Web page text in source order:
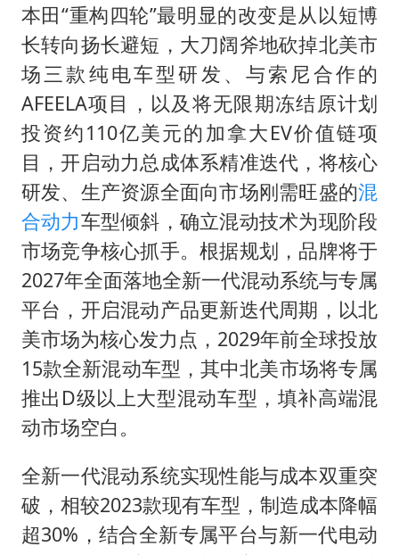
本田“重构四轮”最明显的改变是从以短博
长转向扬长避短，大刀阔斧地砍掉北美市
场三款纯电车型研发、与索尼合作的
AFEELA项目，以及将无限期冻结原计划
投资约110亿美元的加拿大EV价值链项
目，开启动力总成体系精准迭代，将核心
研发、生产资源全面向市场刚需旺盛的混
合动力车型倾斜，确立混动技术为现阶段
市场竞争核心抓手。根据规划，品牌将于
2027年全面落地全新一代混动系统与专属
平台，开启混动产品更新迭代周期，以北
美市场为核心发力点，2029年前全球投放
15款全新混动车型，其中北美市场将专属
推出D级以上大型混动车型，填补高端混
动市场空白。
全新一代混动系统实现性能与成本双重突
破，相较2023款现有车型，制造成本降幅
超30%，结合全新专属平台与新一代电动